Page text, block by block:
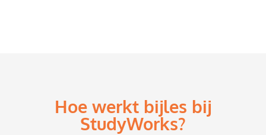
Hoe werkt bijles bij
StudyWorks?